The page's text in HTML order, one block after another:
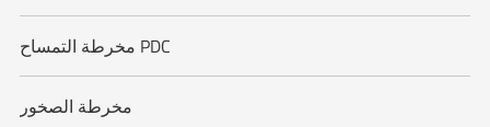
مخرطة التمساح PDC
مخرطة الصخور